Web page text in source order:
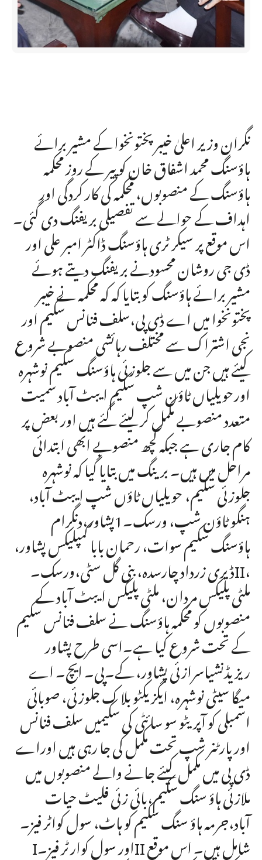
نگران وزیر اعلیٰ خیبر پختونخوا کے مشیر برائے
ہاؤسنگ محمد اشفاق خان کو پیر کے روز محکمہ
ہاؤسنگ کے منصوبوں، محکمہ کی کار کردگی اور
اہداف کے حوالے سے تفصیلی بریفنگ دی گئی۔
اس موقع پر سیکر ٹری ہاؤسنگ ڈاکٹر امبر علی اور
ڈی جی روشان محسودنے بریفنگ دیتے ہوئے
مشیر برائے ہاؤسنگ کو بتایا کہ کہ محکمہ نے خیبر
پختونخوا میں اے ڈی پی،سلف فنانس سکیم اور
نجی اشتراک سے مختلف رہائشی منصوبے شروع
کیئے ہیں جن میں سے جلوزئی ہاؤسنگ سکیم نوشہرہ
اورحویلیاں ٹاؤن شپ سکیم ایبٹ آباد سمیت
متعدد منصوبے مکمل کر لیئے گئے ہیں اور بعض پر
کام جاری ہے جبکہ کچھ منصوبے ابھی ابتدائی
مراحل میں ہیں۔ برینگ میں بتایا گیا کہ نوشہرہ
جلوزئی سکیم، حویلیاں ٹاؤں شپ ایبٹ آباد،
ہنگو ٹاؤن شپ، ورسک۔1پشاور،دنگرام
ہاؤسنگ سکیم سوات، رحمان بابا کمپلیکس پشاور،
ڈیری زرداد چارسدہ، بنی گل سٹی،ورسک۔II،
ملٹی پلیکس مردان، ملٹی پلیکس ایبٹ آباد کے
منصوبوں کو محکمہ ہاؤسنگ نے سلف فنانس سکیم
کے تحت شروع کیا ہے۔اسی طرح پشاور
ریزیڈنشیاسرازئی پشاور، کے۔پی۔ ایچ۔ اے
میگا سیٹی نوشہرہ، ایگزیکٹو بلا ک جلوزئی، صوبائی
اسمبلی کو آپریٹو سو سائٹی کی سکیمیں سلف فنانس
اور پارٹنر شپ تحت مکمل کی جا رہی ہیں اوراے
ڈی پی میں مکمل کیئے جانے والے منصوبوں میں
ملازئی ہاؤ سنگ سکیم،بائی زئی فلیٹ حیات
آباد،جرمہ ہاؤ سنگ سکیم کو ہاٹ، سول کواٹر فیز۔
Iاور سول کوارٹر فیز۔II شامل ہیں۔ اس موقع